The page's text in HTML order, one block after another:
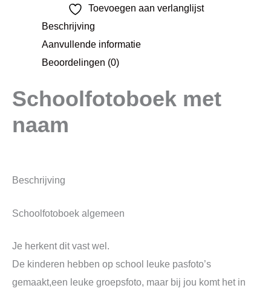
Toevoegen aan verlanglijst
Beschrijving
Aanvullende informatie
Beoordelingen (0)
Schoolfotoboek met
naam
Beschrijving
Schoolfotoboek algemeen
Je herkent dit vast wel.
De kinderen hebben op school leuke pasfoto’s
gemaakt,een leuke groepsfoto, maar bij jou komt het in